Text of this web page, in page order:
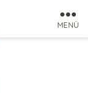
MENÜ